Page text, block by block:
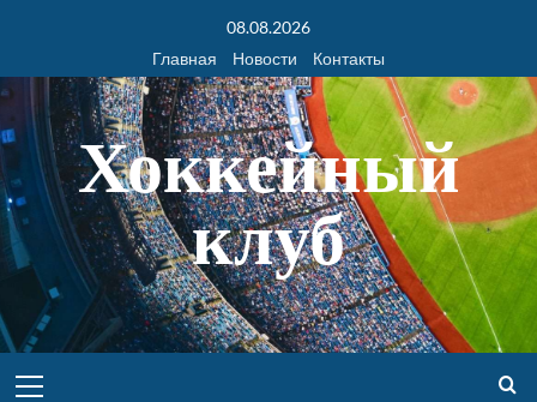
08.08.2026
Главная
Новости Контакты
Хоккейный
клуб